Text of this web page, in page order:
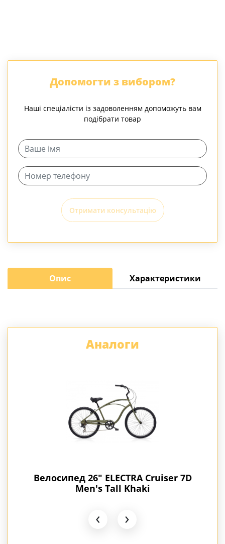
Допомогти з вибором?
Наші спеціалісти із задоволенням допоможуть вам
подібрати товар
Отримати консультацію
Опис Характеристики
Аналоги
Велосипед 26" ELECTRA Cruiser 7D
Men's Tall Khaki
‹ ›